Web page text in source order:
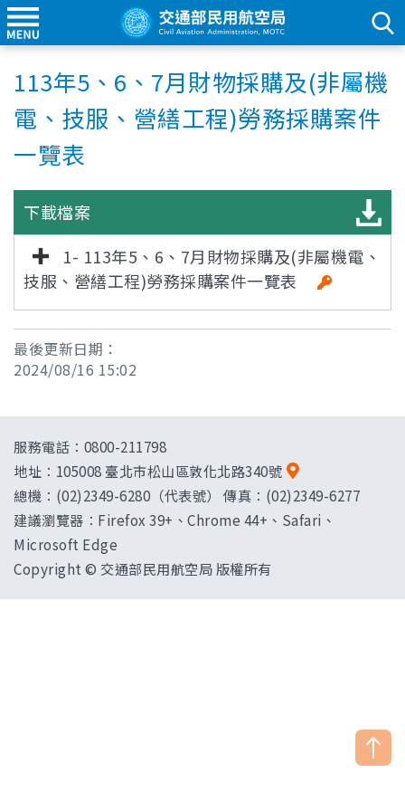
113年5、6、7月財物採購及(非屬機
電、技服、營繕工程)勞務採購案件
一覽表
下載檔案
1- 113年5、6、7月財物採購及(非屬機電、
技服、營繕工程)勞務採購案件一覽表
最後更新日期：
2024/08/16 15:02
服務電話：0800-211798
地址： 105008 臺北市松山區敦化北路340號
總機：(02)2349-6280（代表號） 傳真：(02)2349-6277
建議瀏覽器：Firefox 39+、Chrome 44+、Safari、
Microsoft Edge
Copyright © 交通部民用航空局 版權所有